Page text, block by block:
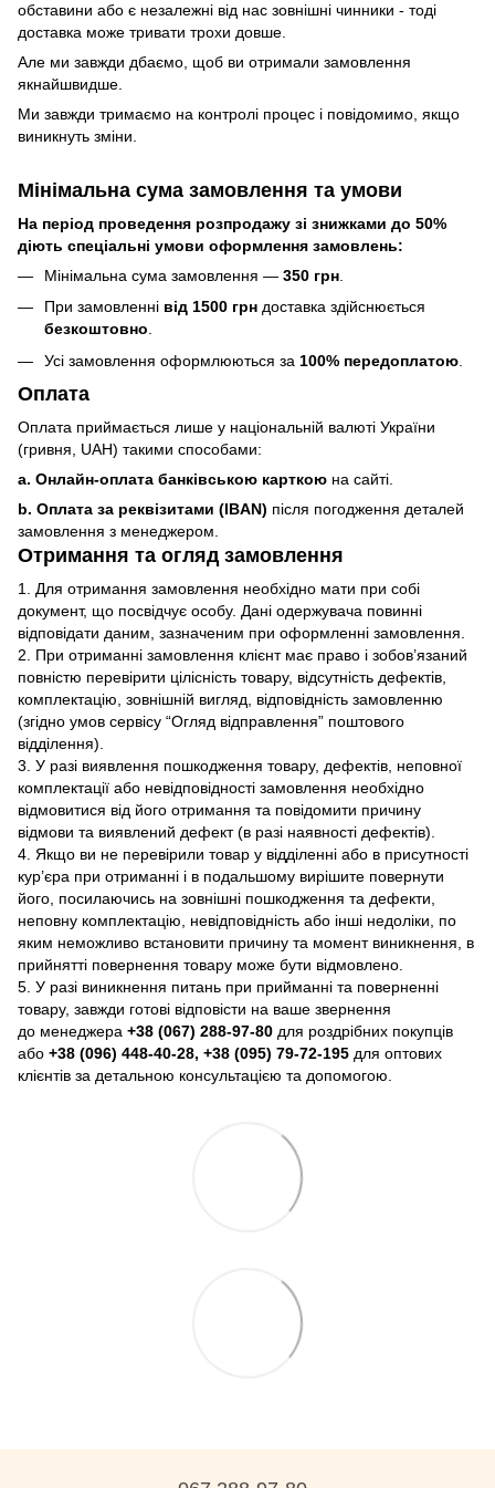
обставини або є незалежні від нас зовнішні чинники - тоді
доставка може тривати трохи довше.
Але ми завжди дбаємо, щоб ви отримали замовлення
якнайшвидше.
Ми завжди тримаємо на контролі процес і повідомимо, якщо
виникнуть зміни.
Мінімальна сума замовлення та умови
На період проведення розпродажу зі знижками до 50%
діють спеціальні умови оформлення замовлень:
Мінімальна сума замовлення — 350 грн
При замовленні від 1500 грн доставка здійснюється
безкоштовно.
Усі замовлення оформлюються за 100% передоплатою
Оплата
Оплата приймається лише у національній валюті України
(гривня, UAH) такими способами:
a. Онлайн-оплата банківською карткою на сайті.
b. Оплата за реквізитами (IBAN) після погодження деталей
замовлення з менеджером.
Отримання та огляд замовлення
1. Для отримання замовлення необхідно мати при собі
документ, що посвідчує особу. Дані одержувача повинні
відповідати даним, зазначеним при оформленні замовлення.
2. При отриманні замовлення клієнт має право і зобов’язаний
повністю перевірити цілісність товару, відсутність дефектів,
комплектацію, зовнішній вигляд, відповідність замовленню
(згідно умов сервісу “Огляд відправлення” поштового
відділення).
3. У разі виявлення пошкодження товару, дефектів, неповної
комплектації або невідповідності замовлення необхідно
відмовитися від його отримання та повідомити причину
відмови та виявлений дефект (в разі наявності дефектів).
4. Якщо ви не перевірили товар у відділенні або в присутності
кур’єра при отриманні і в подальшому вирішите повернути
його, посилаючись на зовнішні пошкодження та дефекти,
неповну комплектацію, невідповідність або інші недоліки, по
яким неможливо встановити причину та момент виникнення, в
прийнятті повернення товару може бути відмовлено.
5. У разі виникнення питань при прийманні та поверненні
товару, завжди готові відповісти на ваше звернення
до менеджера +38 (067) 288-97-80 для роздрібних покупців
або +38 (096) 448-40-28, +38 (095) 79-72-195 для оптових
клієнтів за детальною консультацією та допомогою.